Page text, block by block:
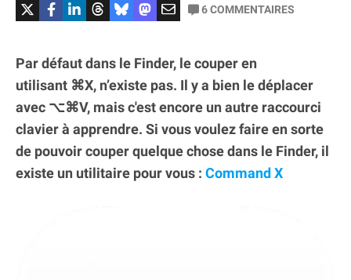
6COMMENTAIRES
Par défaut dans le Finder, le couper en
utilisant ⌘X, n’existe pas. Il y a bien le déplacer
avec ⌥⌘V, mais c'est encore un autre raccourci
clavier à apprendre. Si vous voulez faire en sorte
de pouvoir couper quelque chose dans le Finder, il
existe un utilitaire pour vous : Command X